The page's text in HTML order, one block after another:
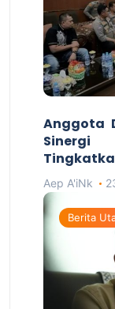
Anggota
Sinergi
Aep A'iNk
Berita